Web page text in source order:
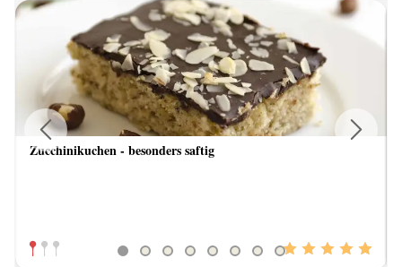
Zucchinikuchen - besonders saftig
Previous